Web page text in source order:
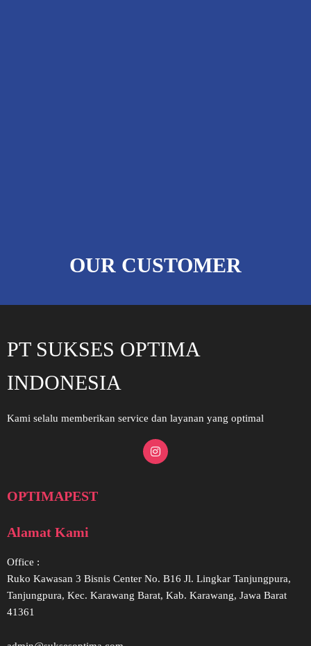
OUR CUSTOMER
PT SUKSES OPTIMA
INDONESIA
Kami selalu memberikan service dan layanan yang optimal
OPTIMAPEST
Alamat Kami
Office :
Ruko Kawasan 3 Bisnis Center No. B16 Jl. Lingkar Tanjungpura,
Tanjungpura, Kec. Karawang Barat, Kab. Karawang, Jawa Barat
41361